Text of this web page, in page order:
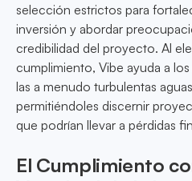
selección estrictos para
inversión y abordar
credibilidad del proyecto. Al
cumplimiento, Vibe ayuda a
las a menudo turbulentas
permitiéndoles discernir
que podrían llevar a pérdidas
El Cumplimiento